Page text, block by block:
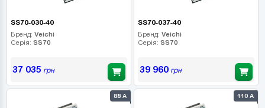
SS70-030-40
Бренд: Veichi
Серія: SS70
37 035 грн
SS70-037-40
Бренд: Veichi
Серія: SS70
39 960грн
88 А 110 А